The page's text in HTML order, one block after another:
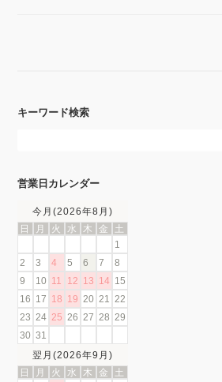
キーワード検索
営業日カレンダー
今月(2026年8月)
日
月 火 水 木 金
土
1
2
3 4 5 6 7
8
9
10 11 12 13 14
15
16
17 18 19 20 21
22
23
24 25 26 27 28
29
30 31
翌月(2026年9月)
日
月 火 水 木 金
土